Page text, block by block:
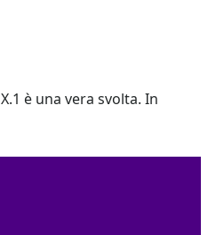
è una vera svolta. In